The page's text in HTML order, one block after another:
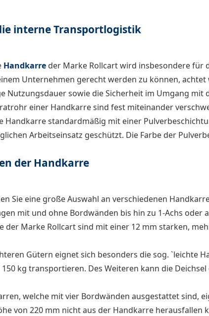
interne Transportlogistik
Handkarre der Marke Rollcart wird insbesondere für
Unternehmen gerecht werden zu können, achtet
Nutzungsdauer sowie die Sicherheit im Umgang
einer Handkarre sind fest miteinander
Handkarre standardmäßig mit einer
Arbeitseinsatz geschützt. Die Farbe der
der Handkarre
Sie eine große Auswahl an verschiedenen
mit und ohne Bordwänden bis hin zu 1-Achs oder
der Marke Rollcart sind mit einer 12 mm starken,
Gütern eignet sich besonders die sog. `leichte
150 kg transportieren. Des Weiteren kann die
welche mit vier Bordwänden ausgestattet sind,
von 220 mm nicht aus der Handkarre herausfallen